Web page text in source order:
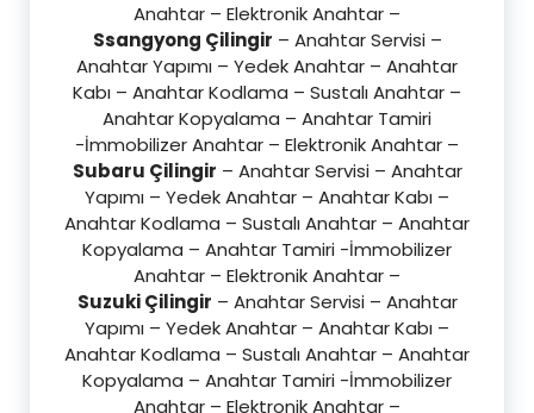
Anahtar – Elektronik Anahtar –
Ssangyong Çilingir – Anahtar Servisi –
Anahtar Yapımı – Yedek Anahtar – Anahtar
Kabı – Anahtar Kodlama – Sustalı Anahtar –
Anahtar Kopyalama – Anahtar Tamiri
-İmmobilizer Anahtar – Elektronik Anahtar –
Subaru Çilingir – Anahtar Servisi – Anahtar
Yapımı – Yedek Anahtar – Anahtar Kabı –
Anahtar Kodlama – Sustalı Anahtar – Anahtar
Kopyalama – Anahtar Tamiri -İmmobilizer
Anahtar – Elektronik Anahtar –
Suzuki Çilingir – Anahtar Servisi – Anahtar
Yapımı – Yedek Anahtar – Anahtar Kabı –
Anahtar Kodlama – Sustalı Anahtar – Anahtar
Kopyalama – Anahtar Tamiri -İmmobilizer
Anahtar – Elektronik Anahtar –